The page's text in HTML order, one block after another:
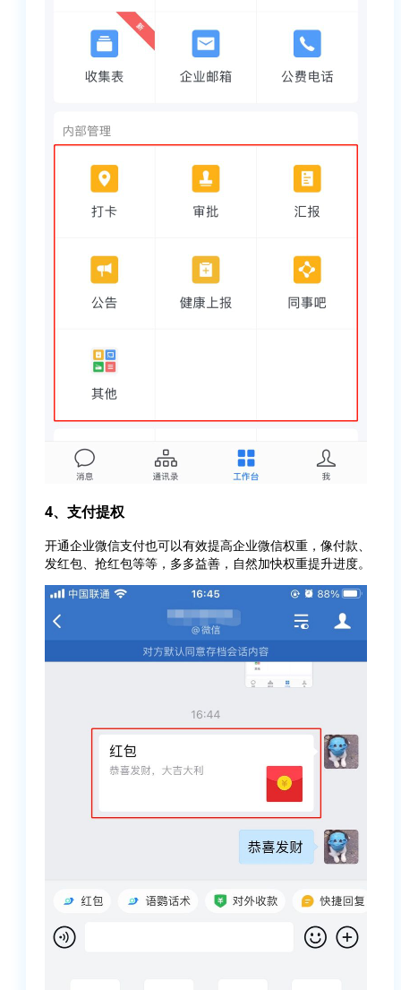
4、支付提权
开通企业微信支付也可以有效提高企业微信权重，像付款、
发红包、抢红包等等，多多益善，自然加快权重提升进度。